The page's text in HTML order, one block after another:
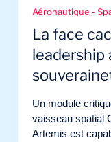
Aéronautique -
La face
leadership
Un module
vaisseau spatial
Artemis est